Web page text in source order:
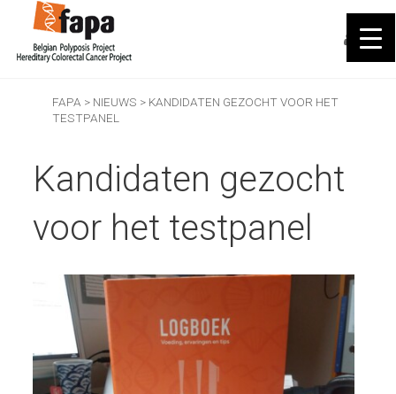
FAPA > NIEUWS > KANDIDATEN GEZOCHT VOOR HET
TESTPANEL
Kandidaten gezocht
voor het testpanel